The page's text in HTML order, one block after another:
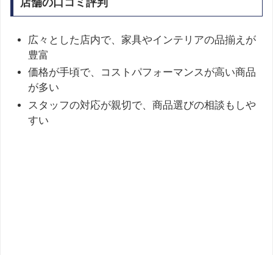
店舗の口コミ評判
広々とした店内で、家具やインテリアの品揃えが
豊富
価格が手頃で、コストパフォーマンスが高い商品
が多い
スタッフの対応が親切で、商品選びの相談もしや
すい